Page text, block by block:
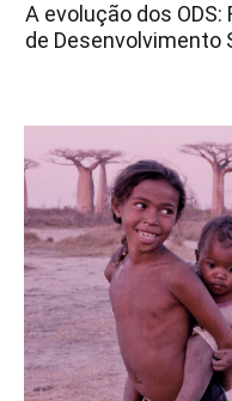
A evolução dos
de Desenvolvimento